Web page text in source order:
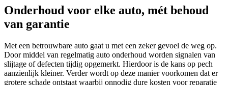
Onderhoud voor elke auto, mét behoud
van garantie
Met een betrouwbare auto gaat u met een zeker gevoel de weg op.
Door middel van regelmatig auto onderhoud worden signalen van
slijtage of defecten tijdig opgemerkt. Hierdoor is de kans op pech
aanzienlijk kleiner. Verder wordt op deze manier voorkomen dat er
grotere schade ontstaat waarbij onnodig dure kosten voor reparatie